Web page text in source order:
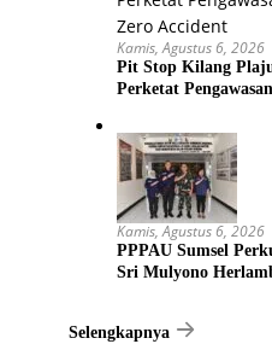
Kamis, Agustus 6, 2026
Pit Stop Kilang
Perketat
Kamis, Agustus 6, 2026
PPPAU Sumsel
Sri Mulyono
Selengkapnya